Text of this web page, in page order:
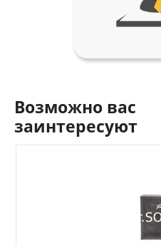
Возможно вас
заинтересуют